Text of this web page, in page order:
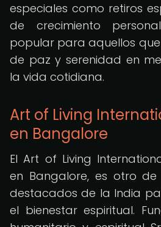
especiales como retiros
de crecimiento
popular para aquellos
de paz y serenidad en
la vida cotidiana.
Art of Living
en Bangalore
El Art of Living
en Bangalore, es otro
destacados de la India
el bienestar espiritual.